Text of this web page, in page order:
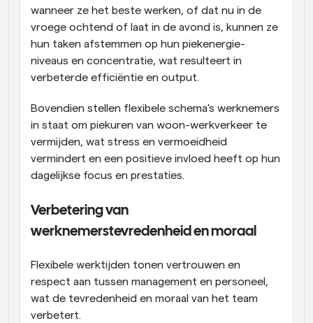
wanneer ze het beste werken, of dat nu in de
vroege ochtend of laat in de avond is, kunnen ze
hun taken afstemmen op hun piekenergie-
niveaus en concentratie, wat resulteert in
verbeterde efficiëntie en output.
Bovendien stellen flexibele schema's werknemers
in staat om piekuren van woon-werkverkeer te
vermijden, wat stress en vermoeidheid
vermindert en een positieve invloed heeft op hun
dagelijkse focus en prestaties.
Verbetering van
werknemerstevredenheid en moraal
Flexibele werktijden tonen vertrouwen en
respect aan tussen management en personeel,
wat de tevredenheid en moraal van het team
verbetert.